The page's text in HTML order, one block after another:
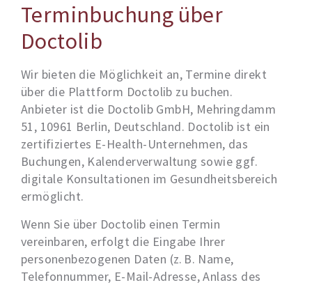
Terminbuchung über
Doctolib
Wir bieten die Möglichkeit an, Termine direkt
über die Plattform Doctolib zu buchen.
Anbieter ist die Doctolib GmbH, Mehringdamm
51, 10961 Berlin, Deutschland. Doctolib ist ein
zertifiziertes E-Health-Unternehmen, das
Buchungen, Kalenderverwaltung sowie ggf.
digitale Konsultationen im Gesundheitsbereich
ermöglicht.
Wenn Sie über Doctolib einen Termin
vereinbaren, erfolgt die Eingabe Ihrer
personenbezogenen Daten (z. B. Name,
Telefonnummer, E-Mail-Adresse, Anlass des